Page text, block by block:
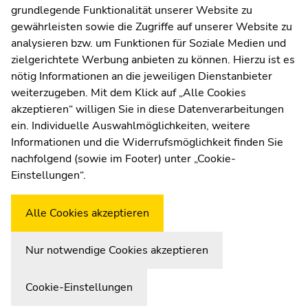
Moodle
UNIGRAZonline
Impressum
Datenschutzerklärung
Cookie-Einstellungen
Barrierefreiheitserklärung
WetterstationUni Graz
grundlegende Funktionalität unserer Website zu
gewährleisten sowie die Zugriffe auf unserer Website zu
analysieren bzw. um Funktionen für Soziale Medien und
zielgerichtete Werbung anbieten zu können. Hierzu ist es
nötig Informationen an die jeweiligen Dienstanbieter
weiterzugeben. Mit dem Klick auf „Alle Cookies
akzeptieren“ willigen Sie in diese Datenverarbeitungen
ein. Individuelle Auswahlmöglichkeiten, weitere
Informationen und die Widerrufsmöglichkeit finden Sie
nachfolgend (sowie im Footer) unter „Cookie-
Einstellungen“.
Alle Cookies akzeptieren
Nur notwendige Cookies akzeptieren
Cookie-Einstellungen